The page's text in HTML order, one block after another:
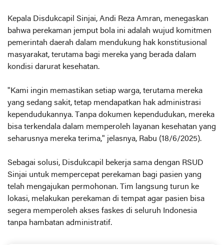
Kepala Disdukcapil Sinjai, Andi Reza Amran, menegaskan
bahwa perekaman jemput bola ini adalah wujud komitmen
pemerintah daerah dalam mendukung hak konstitusional
masyarakat, terutama bagi mereka yang berada dalam
kondisi darurat kesehatan.
"Kami ingin memastikan setiap warga, terutama mereka
yang sedang sakit, tetap mendapatkan hak administrasi
kependudukannya. Tanpa dokumen kependudukan, mereka
bisa terkendala dalam memperoleh layanan kesehatan yang
seharusnya mereka terima," jelasnya, Rabu (18/6/2025).
Sebagai solusi, Disdukcapil bekerja sama dengan RSUD
Sinjai untuk mempercepat perekaman bagi pasien yang
telah mengajukan permohonan. Tim langsung turun ke
lokasi, melakukan perekaman di tempat agar pasien bisa
segera memperoleh akses faskes di seluruh Indonesia
tanpa hambatan administratif.